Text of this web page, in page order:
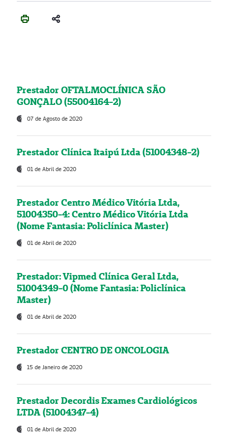
Prestador OFTALMOCLÍNICA SÃO
GONÇALO (55004164-2)
07 de Agosto de 2020
Prestador Clínica Itaipú Ltda (51004348-2)
01 de Abril de 2020
Prestador Centro Médico Vitória Ltda,
51004350-4: Centro Médico Vitória Ltda
(Nome Fantasia: Policlínica Master)
01 de Abril de 2020
Prestador: Vipmed Clínica Geral Ltda,
51004349-0 (Nome Fantasia: Policlínica
Master)
01 de Abril de 2020
Prestador CENTRO DE ONCOLOGIA
15 de Janeiro de 2020
Prestador Decordis Exames Cardiológicos
LTDA (51004347-4)
01 de Abril de 2020